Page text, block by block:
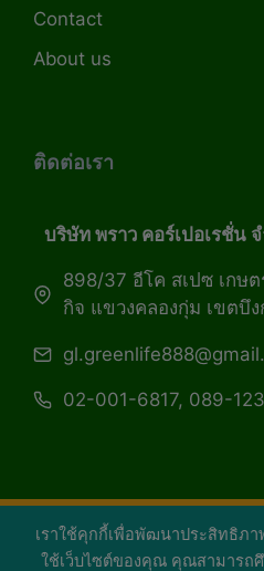
เราใช้คุกกี้เพื่อพัฒนาประสิทธิภ
ใช้เว็บไซต์ของคุณ คุณสามารถ
Contact
About us
ติดต่อเรา
บริษัท พราว คอร์เปอเรชั่น
898/37 อีโค สเปซ เกษ
กิจ แขวงคลองกุ่ม เขตบึ
02-001-6817, 089-
Copyright 2026 —